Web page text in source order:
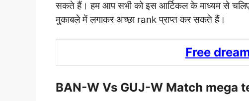
सकते हैं। हम आप सभी को इस आर्टिकल के माध्यम से
मुकाबले में लगाकर अच्छा rank प्राप्त कर सकते हैं।
Free
BAN-W Vs GUJ-W Match mega